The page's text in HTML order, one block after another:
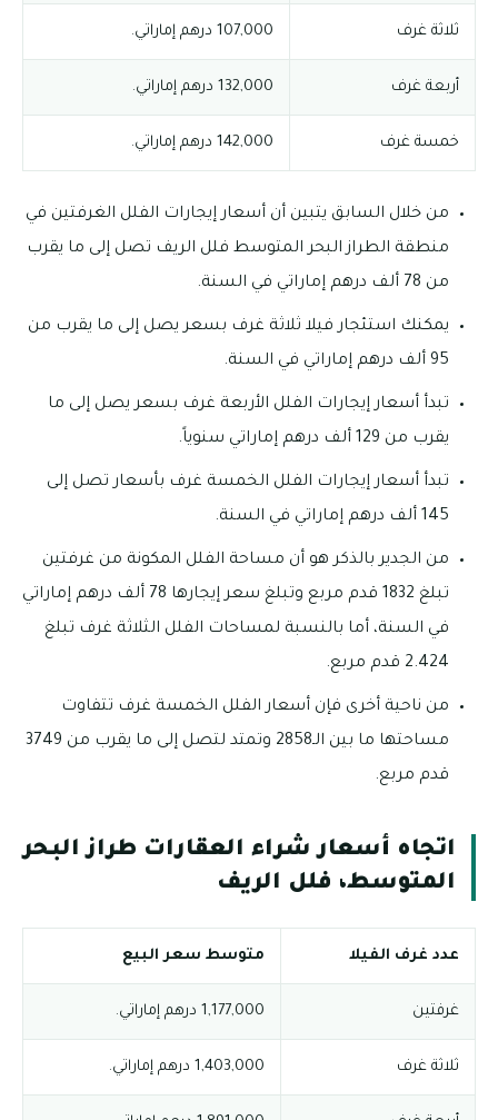
ثلاثة غرف 107,000 درهم إماراتي.
أربعة غرف 132,000 درهم إماراتي.
خمسة غرف 142,000 درهم إماراتي.
من خلال السابق يتبين أن أسعار إيجارات الفلل الغرفتين في
منطقة الطراز البحر المتوسط فلل الريف تصل إلى ما يقرب
من 78 ألف درهم إماراتي في السنة.
يمكنك استئجار فيلا ثلاثة غرف بسعر يصل إلى ما يقرب من
95 ألف درهم إماراتي في السنة.
تبدأ أسعار إيجارات الفلل الأربعة غرف بسعر يصل إلى ما
يقرب من 129 ألف درهم إماراتي سنوياً.
تبدأ أسعار إيجارات الفلل الخمسة غرف بأسعار تصل إلى
145 ألف درهم إماراتي في السنة.
من الجدير بالذكر هو أن مساحة الفلل المكونة من غرفتين
تبلغ 1832 قدم مربع وتبلغ سعر إيجارها 78 ألف درهم إماراتي
في السنة، أما بالنسبة لمساحات الفلل الثلاثة غرف تبلغ
2.424 قدم مربع.
من ناحية أخرى فإن أسعار الفلل الخمسة غرف تتفاوت
مساحتها ما بين الـ2858 وتمتد لتصل إلى ما يقرب من 3749
قدم مربع.
اتجاه أسعار شراء العقارات طراز البحر
المتوسط، فلل الريف
عدد غرف الفيلا متوسط سعر البيع
غرفتين 1,177,000 درهم إماراتي.
ثلاثة غرف 1,403,000 درهم إماراتي.